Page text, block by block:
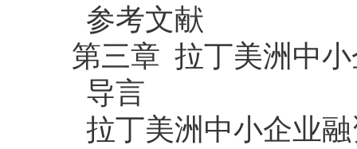
参考文献
第三章 拉丁美洲中
导言
拉丁美洲中小企业